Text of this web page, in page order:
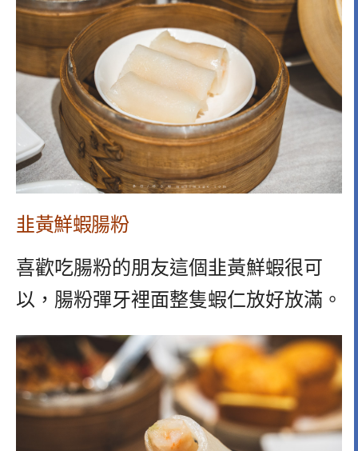
韭黃鮮蝦腸粉
喜歡吃腸粉的朋友這個韭黃鮮蝦很可
以，腸粉彈牙裡面整隻蝦仁放好放滿。